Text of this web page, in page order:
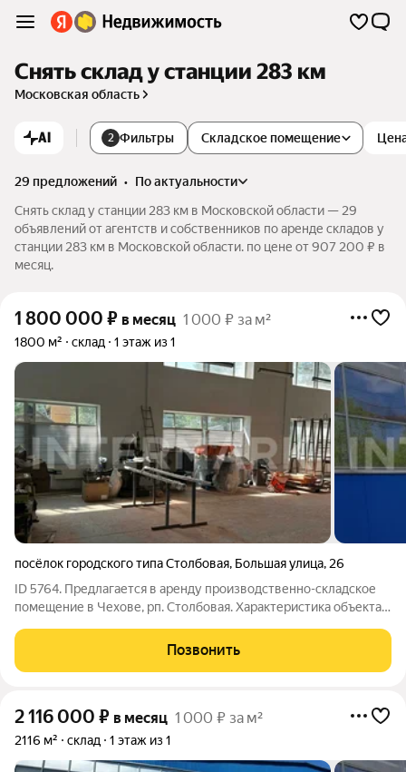
Снять склад у станции 283 км
Московская область
AI 2 Фильтры Складское помещение
29 предложений •
по актуальности
Снять склад у станции 283 км в Московской области — 29
объявлений от агентств и собственников по аренде складов у
станции 283 км в Московской области. по цене от 907 200 ₽ в
месяц.
1 800 000 ₽ в месяц 1 000 ₽ за м²
1800 м² склад 1 этаж из 1
посёлок городского типа Столбовая, Большая улица, 26
ID 5764. Предлагается в аренду производственно-складское
помещение в Чехове, рп. Столбовая. Характеристика объекта:
Ворота секционные 2 шт. в ноль. Пол бетонные(плитка). На
территории есть газ,
Позвонить
2 116 000 ₽ в месяц 1 000 ₽ за м²
2116 м² склад 1 этаж из 1